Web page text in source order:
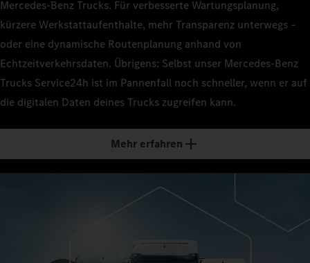
Mercedes‑Benz Trucks. Für verbesserte Wartungsplanung,
kürzere Werkstattaufenthalte, mehr Transparenz unterwegs –
oder eine dynamische Routenplanung anhand von
Echtzeitverkehrsdaten. Übrigens: Selbst unser Mercedes‑Benz
Trucks Service24h ist im Pannenfall noch schneller, wenn er auf
die digitalen Daten deines Trucks zugreifen kann.
Mehr erfahren